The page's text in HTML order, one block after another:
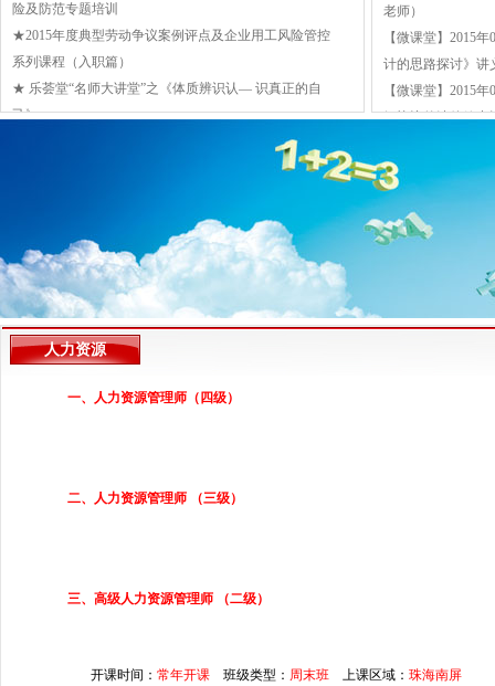
险及防范专题培训
★2015年度典型劳动争议案例评点及企业用工风险管控
系列课程（入职篇）
★ 乐荟堂“名师大讲堂”之《体质辨识认— 识真正的自
己》
★【侯老师教您如何做女皇】你什么本事都没有，你靠
★ 乐荟堂系列公开课 ——6月26日相约 《企业规章制
度撰写技巧与实例解析》
★ 免费沙龙分享会6月7日《工作与生活的平衡艺术》
让颜老师告诉您如何做到工作、生活两不误！
老师）
【微课堂】2015
计的思路探讨》讲
【微课堂】2015
解协议的法律效力
2015.01.07
【资讯中心】大学
人力资源
一、人力资源管理师（四级）
二、人力资源管理师 （三级）
三、高级人力资源管理师 （二级）
开课时间： 常年开课 班级类型： 周末班 上课区域： 珠海南屏